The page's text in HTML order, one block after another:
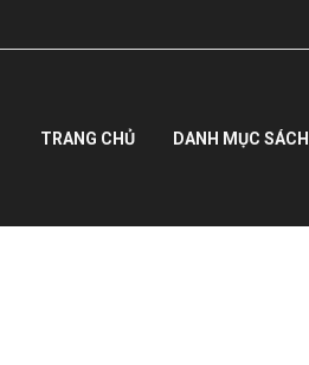
TRANG CHỦ DANH MỤC SÁCH